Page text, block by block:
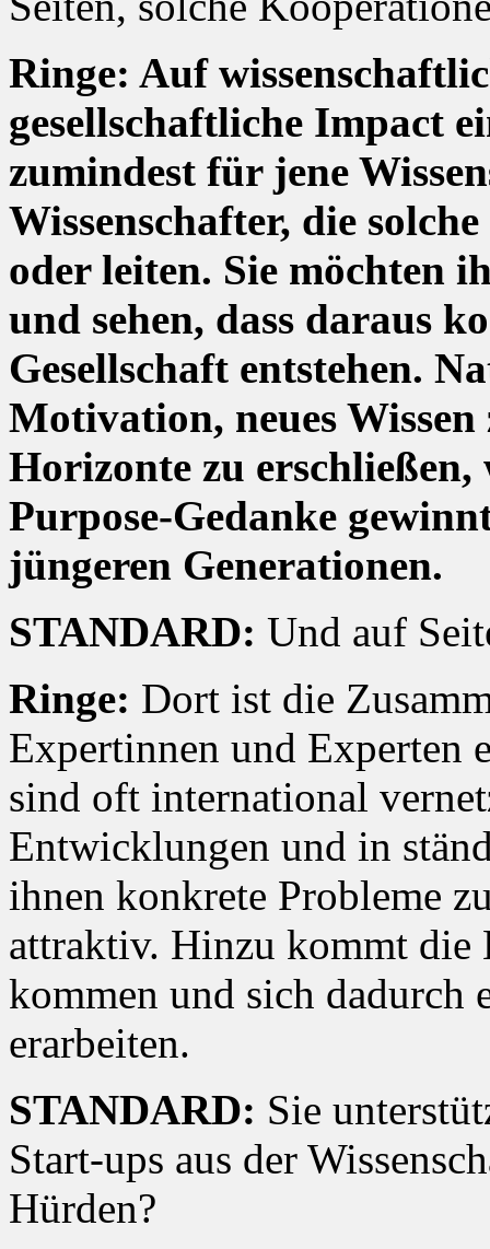
Ringe: Auf
gesellschaftliche Impact
zumindest für jene
Wissenschafter, die
oder leiten. Sie möchten
und sehen, dass daraus
Gesellschaft entstehen.
Motivation, neues Wissen
Horizonte zu
Purpose-Gedanke
jüngeren Generationen.
STANDARD: Und auf
Ringe: Dort ist die
Expertinnen und Experten
sind oft international
Entwicklungen und in
ihnen konkrete Probleme
attraktiv. Hinzu kommt die
kommen und sich dadurch
erarbeiten.
STANDARD: Sie
Start-ups aus der
Hürden?